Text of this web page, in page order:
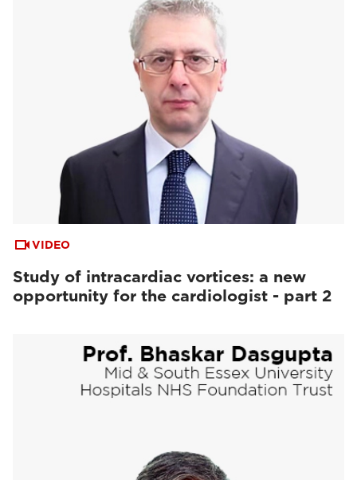
VIDEO
Study of intracardiac vortices: a new
opportunity for the cardiologist - part 2